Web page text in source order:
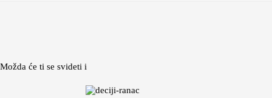
Možda će ti se svideti i